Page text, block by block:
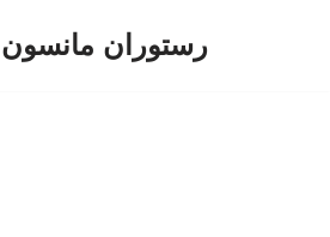
رستوران مانسون